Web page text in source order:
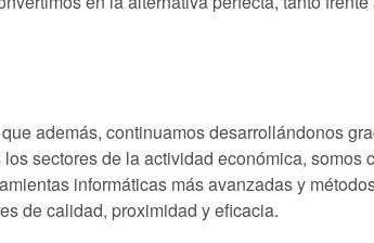
además, continuamos desarrollándonos
sectores de la actividad económica, somos
informáticas más avanzadas y
de calidad, proximidad y eficacia.